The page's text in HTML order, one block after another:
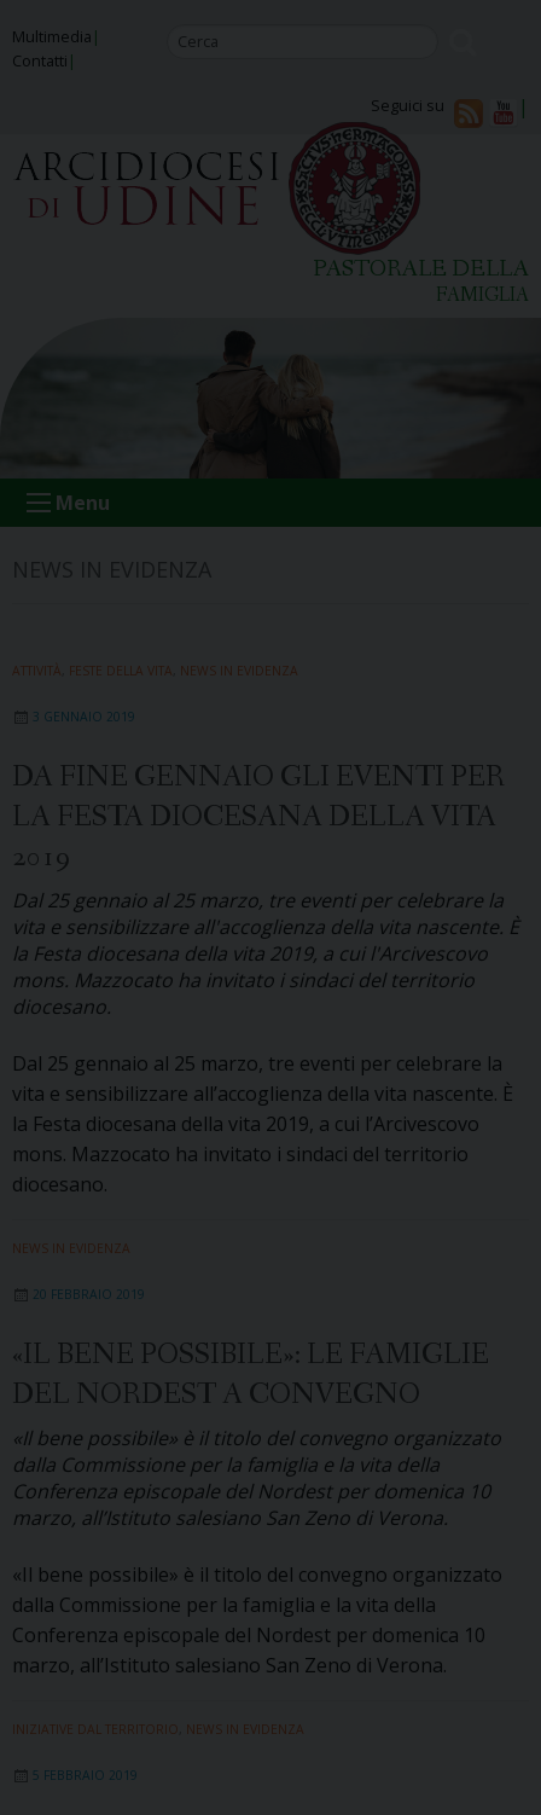
to
content
Multimedia
Contatti
Seguici su
PASTORALE DELLA
FAMIGLIA
Menu
ATTIVITÀ FESTE DELLA VITA NEWS IN EVIDENZA
3 GENNAIO 2019
DA FINE GENNAIO GLI EVENTI PER
LA FESTA DIOCESANA DELLA VITA
2019
Dal 25 gennaio al 25 marzo, tre eventi per celebrare la
vita e sensibilizzare all'accoglienza della vita nascente. È
la Festa diocesana della vita 2019, a cui l'Arcivescovo
mons. Mazzocato ha invitato i sindaci del territorio
diocesano.
Dal 25 gennaio al 25 marzo, tre eventi per celebrare la
vita e sensibilizzare all’accoglienza della vita nascente. È
la Festa diocesana della vita 2019, a cui l’Arcivescovo
mons. Mazzocato ha invitato i sindaci del territorio
diocesano.
NEWS IN EVIDENZA
20 FEBBRAIO 2019
«IL BENE POSSIBILE»: LE FAMIGLIE
DEL NORDEST A CONVEGNO
«Il bene possibile» è il titolo del convegno organizzato
dalla Commissione per la famiglia e la vita della
Conferenza episcopale del Nordest per domenica 10
marzo, all’Istituto salesiano San Zeno di Verona.
«Il bene possibile» è il titolo del convegno organizzato
dalla Commissione per la famiglia e la vita della
Conferenza episcopale del Nordest per domenica 10
marzo, all’Istituto salesiano San Zeno di Verona.
INIZIATIVE DAL TERRITORIO NEWS IN EVIDENZA
5 FEBBRAIO 2019